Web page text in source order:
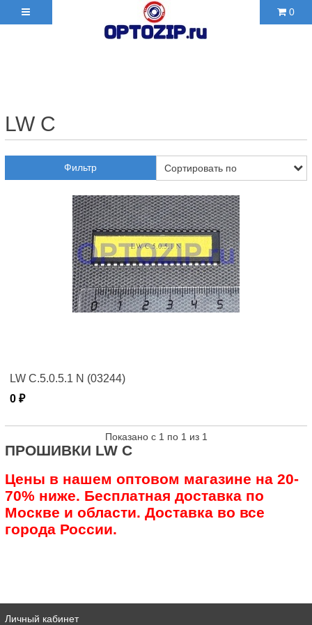
0
LW C
Фильтр
LW C.5.0.5.1 N (03244)
0 ₽
Показано с 1 по 1 из 1
ПРОШИВКИ LW C
Цены в нашем оптовом магазине на 20-
70% ниже. Бесплатная доставка по
Москве и области. Доставка во все
города России.
Личный кабинет